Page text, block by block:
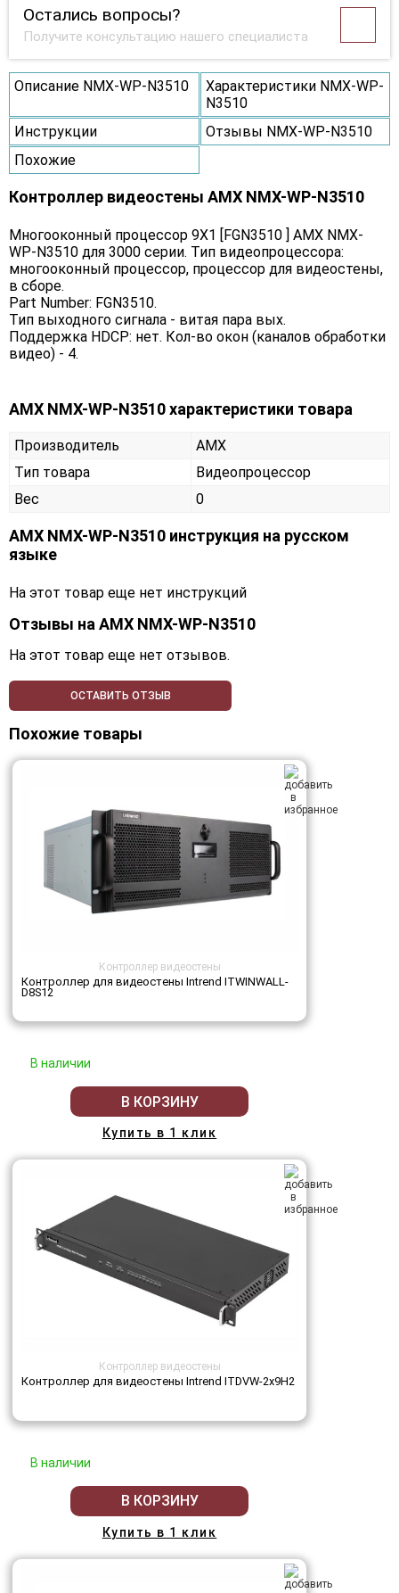
Остались вопросы?
Получите консультацию нашего специалиста
Описание NMX-WP-N3510
Характеристики NMX-WP-
N3510
Инструкции
Отзывы NMX-WP-N3510
Похожие
Контроллер видеостены AMX NMX-WP-N3510
Многооконный процессор 9Х1 [FGN3510 ] AMX NMX-
WP-N3510 для 3000 серии. Тип видеопроцессора:
многооконный процессор, процессор для видеостены,
в сборе.
Part Number: FGN3510.
Тип выходного сигнала - витая пара вых.
Поддержка HDCP: нет. Кол-во окон (каналов обработки
видео) - 4.
AMX NMX-WP-N3510 характеристики товара
Производитель
AMX
Тип товара
Видеопроцессор
Вес
0
AMX NMX-WP-N3510 инструкция на русском
языке
На этот товар еще нет инструкций
Отзывы наAMX NMX-WP-N3510
На этот товар еще нет отзывов.
ОСТАВИТЬ ОТЗЫВ
Похожие товары
Контроллер видеостены
Контроллер для видеостены Intrend ITWINWALL-
D8S12
В наличии
В КОРЗИНУ
Купить в 1 клик
Контроллер видеостены
Контроллер для видеостены Intrend ITDVW-2x9H2
В наличии
В КОРЗИНУ
Купить в 1 клик